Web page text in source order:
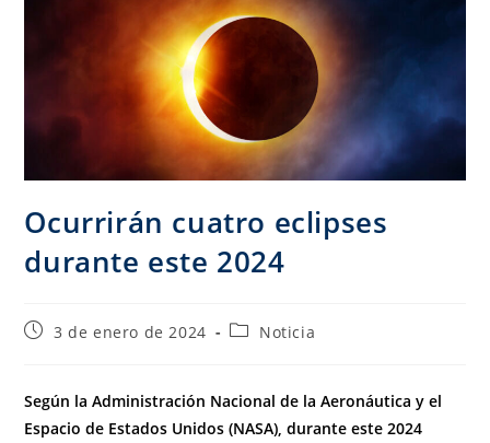
Ocurrirán cuatro eclipses
durante este 2024
3 de enero de 2024 Noticia
Según la Administración Nacional de la Aeronáutica y el
Espacio de Estados Unidos (NASA), durante este 2024